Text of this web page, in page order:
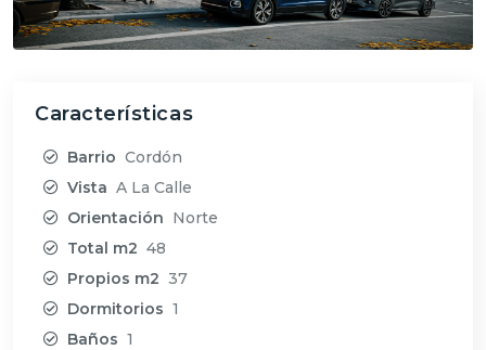
Características
Barrio Cordón
Vista A La Calle
Orientación Norte
Total m2 48
Propios m2 37
Dormitorios 1
Baños 1